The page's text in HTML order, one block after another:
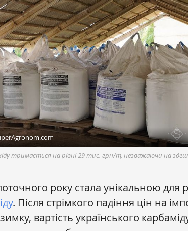
тримається на рівні 29 тис. грн/т, незважаючи на
року стала унікальною для
. Після стрімкого падіння цін на
вартість українського